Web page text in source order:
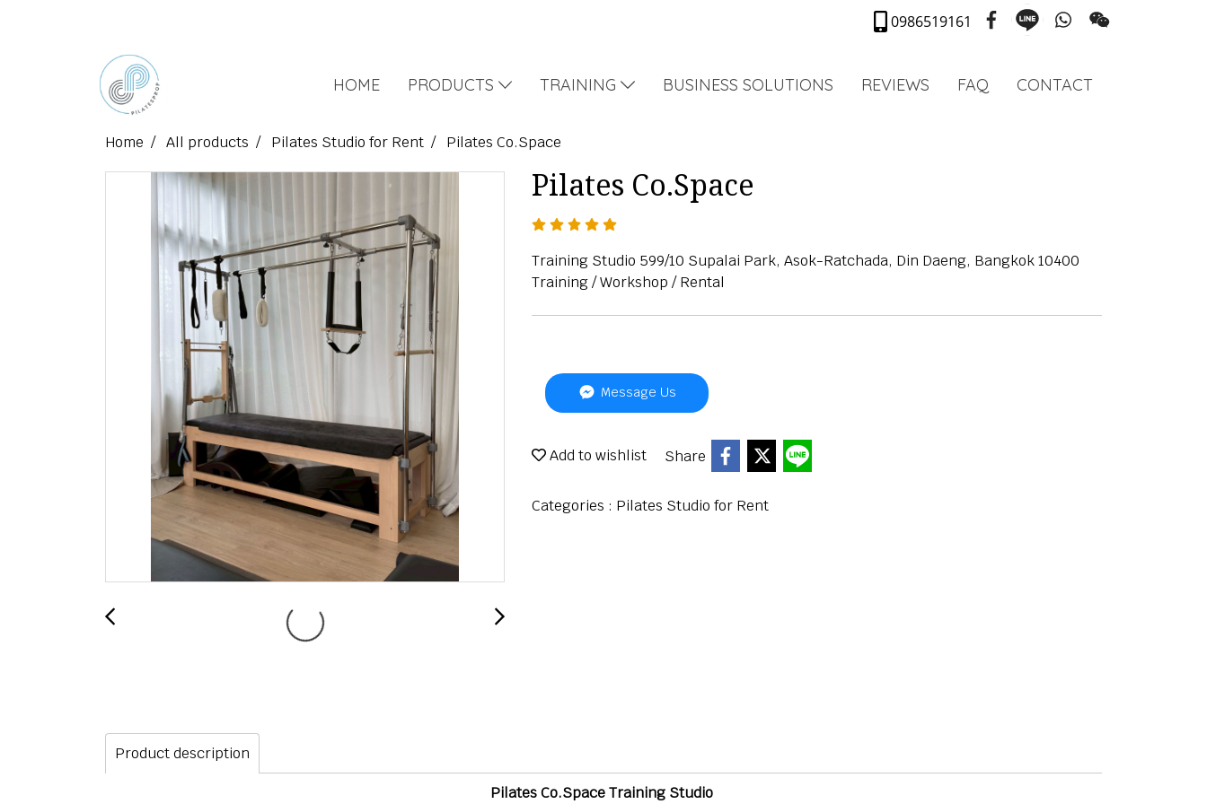
0986519161
HOME PRODUCTS TRAINING BUSINESS SOLUTIONS REVIEWS FAQ CONTACT
Home All products Pilates Studio for Rent Pilates Co.Space
Pilates Co.Space
Training Studio 599/10 Supalai Park, Asok-Ratchada, Din Daeng, Bangkok 10400
Training / Workshop / Rental
Message Us
Add to wishlist Share
Categories : Pilates Studio for Rent
Product description
Pilates Co.Space Training Studio